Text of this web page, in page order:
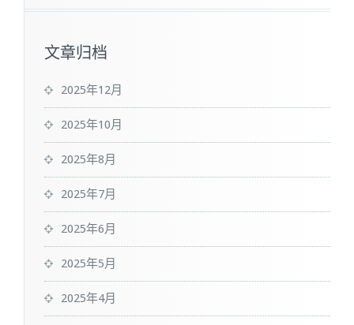
文章归档
2025年12月
2025年10月
2025年8月
2025年7月
2025年6月
2025年5月
2025年4月